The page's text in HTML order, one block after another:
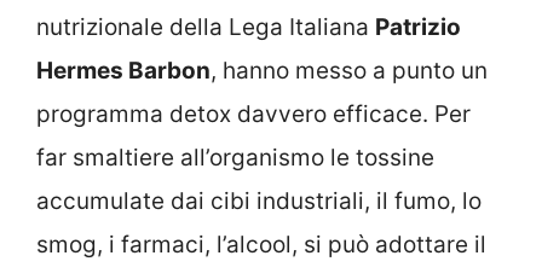
nutrizionale della Lega Italiana Patrizio
Hermes Barbon, hanno messo a punto un
programma detox davvero efficace. Per
far smaltiere all’organismo le tossine
accumulate dai cibi industriali, il fumo, lo
smog, i farmaci, l’alcool, si può adottare il